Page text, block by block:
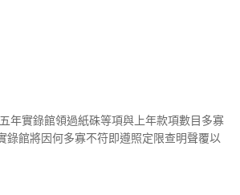
年實錄館領過紙硃等項與上年款項數目多寡
錄館將因何多寡不符即遵照定限查明聲覆以